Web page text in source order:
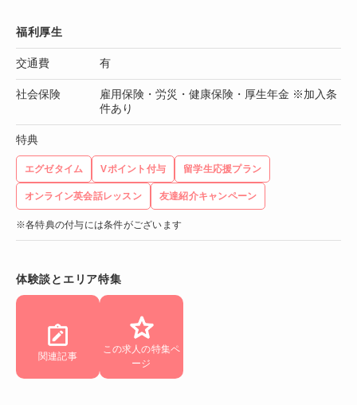
福利厚生
交通費 有
社会保険
雇用保険・労災・健康保険・厚生年金 ※加入条
件あり
特典
エグゼタイム Vポイント付与 留学生応援プラン
オンライン英会話レッスン 友達紹介キャンペーン
※各特典の付与には条件がございます
体験談とエリア特集
関連記事
この求人の特集ペ
ージ